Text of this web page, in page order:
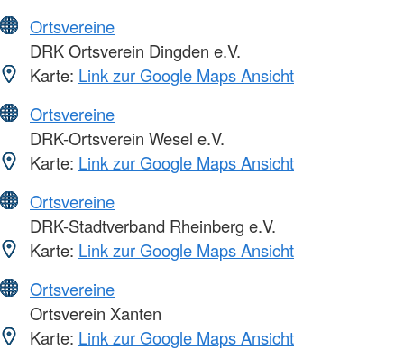
Ortsvereine
DRK Ortsverein Dingden e.V.
Karte: Link zur Google Maps Ansicht
Ortsvereine
DRK-Ortsverein Wesel e.V.
Karte: Link zur Google Maps Ansicht
Ortsvereine
DRK-Stadtverband Rheinberg e.V.
Karte: Link zur Google Maps Ansicht
Ortsvereine
Ortsverein Xanten
Karte: Link zur Google Maps Ansicht